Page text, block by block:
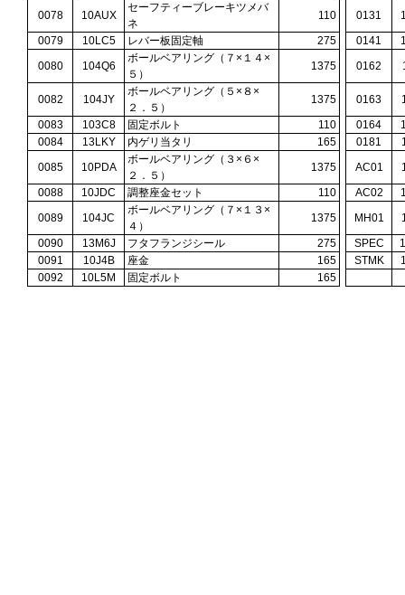
0078
10AUX
セーフティーブレーキツメバ
ネ
110 0131
0079
10LC5 レバー板固定軸 275 0141
0080
104Q6
ボールベアリング（７×１４×
５）
1375 0162
0082 104JY
ボールベアリング（５×８×
２．５）
1375 0163
0083
103C8 固定ボルト 110 0164
0084
13LKY 内ゲリ当タリ 165 0181
0085
10PDA
ボールベアリング（３×６×
２．５）
1375 AC01
0088
10JDC 調整座金セット 110 AC02
0089
104JC
ボールベアリング（７×１３×
４）
1375 MH01
0090
13M6J フタフランジシール 275 SPEC
0091
10J4B 座金 165 STMK
0092
10L5M 固定ボルト 165